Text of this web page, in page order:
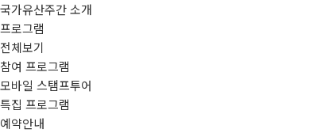
국가유산주간 소개
프로그램
전체보기
참여 프로그램
모바일 스탬프투어
특집 프로그램
예약안내